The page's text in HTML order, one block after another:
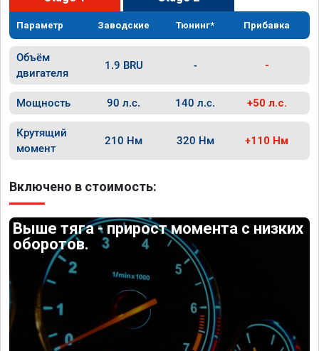
Параметр Заводские Тюнинг* Прибавка
Объём
двигателя
1.9 BRU - -
Мощность 90 л.с. 140 л.с. +50 л.с.
Крутящий
момент
210 Нм 320 Нм +110 Нм
Включено в стоимость:
Выше тяга - прирост момента с низких
оборотов.